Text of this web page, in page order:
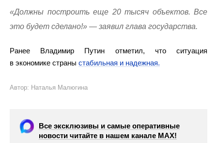
«Должны построить еще 20 тысяч объектов. Все
это будет сделано!» — заявил глава государства.
Ранее Владимир Путин отметил, что ситуация
в экономике страны стабильная и надежная.
Автор: Наталья Малюгина
Все эксклюзивы и самые оперативные
новости читайте в нашем канале МАХ!